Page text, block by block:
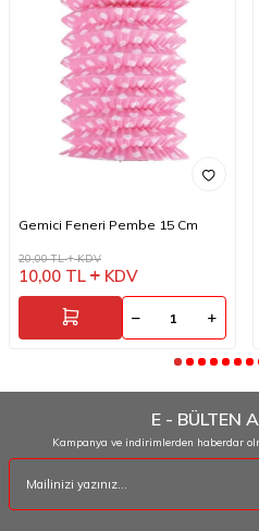
Gemici Feneri Pembe 15 Cm
20,00TL KDV
10,00 TL KDV
E - BÜLTEN
Kampanya ve indirimlerden haberdar